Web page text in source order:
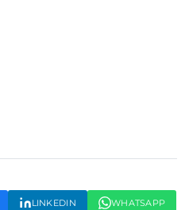
LINKEDIN WHATSAPP